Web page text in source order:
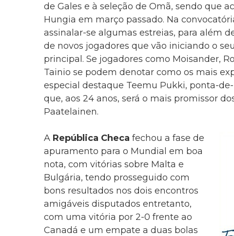
de Gales e à seleção de Omã, sendo que
Hungia em março passado. Na
assinalar-se algumas estreias, para além
de novos jogadores que vão iniciando o
principal. Se jogadores como Moisander,
Tainio se podem denotar como os mais
especial destaque Teemu Pukki, ponta-
que, aos 24 anos, será o mais promissor
Paatelainen.
A República Checa fechou a fase de
apuramento para o Mundial em boa
nota, com vitórias sobre Malta e
Bulgária, tendo prosseguido com
bons resultados nos dois encontros
amigáveis disputados entretanto,
com uma vitória por 2-0 frente ao
Canadá e um empate a duas bolas